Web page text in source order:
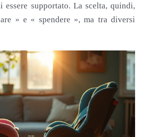
essere supportato. La scelta, quindi,
» e « spendere », ma tra diversi